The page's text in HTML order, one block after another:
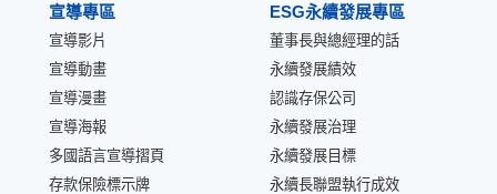
宣導專區
宣導影片
宣導動畫
宣導漫畫
宣導海報
多國語言宣導摺頁
存款保險標示牌
ESG永續發展專區
董事長與總經理的話
永續發展績效
認識存保公司
永續發展治理
永續發展目標
永續長聯盟執行成效